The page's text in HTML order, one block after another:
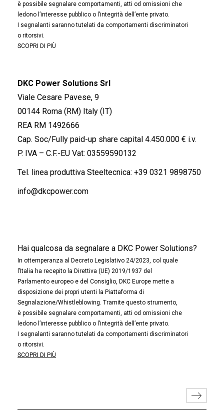
è possibile segnalare comportamenti, atti od omissioni che
ledono l’interesse pubblico o l’integrità dell’ente privato.
I segnalanti saranno tutelati da comportamenti discriminatori
o ritorsivi.
SCOPRI DI PIÙ
DKC Power Solutions Srl
Viale Cesare Pavese, 9
00144 Roma (RM) Italy (IT)
REA RM 1492666
Cap. Soc/Fully paid-up share capital 4.450.000 € i.v.
P. IVA – C.F.-EU Vat: 03559590132
Tel. linea produttiva Steeltecnica: +39 0321 9898750
info@dkcpower.com
Hai qualcosa da segnalare a DKC Power Solutions?
In ottemperanza al Decreto Legislativo 24/2023, col quale
l’Italia ha recepito la Direttiva (UE) 2019/1937 del
Parlamento europeo e del Consiglio, DKC Europe mette a
disposizione dei propri utenti la Piattaforma di
Segnalazione/Whistleblowing. Tramite questo strumento,
è possibile segnalare comportamenti, atti od omissioni che
ledono l’interesse pubblico o l’integrità dell’ente privato.
I segnalanti saranno tutelati da comportamenti discriminatori
o ritorsivi.
SCOPRI DI PIÙ